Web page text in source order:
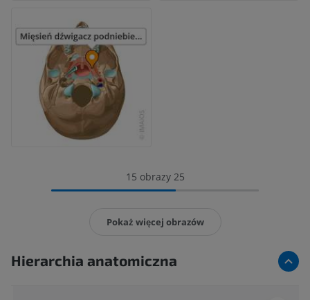
15 obrazy 25
Pokaż więcej obrazów
Hierarchia anatomiczna